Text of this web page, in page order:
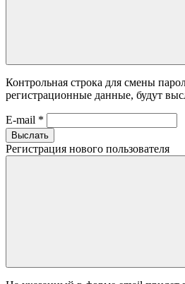
Контрольная строка для смены
регистрационные данные, будут
E-mail *
Выслать
Регистрация нового пользователя